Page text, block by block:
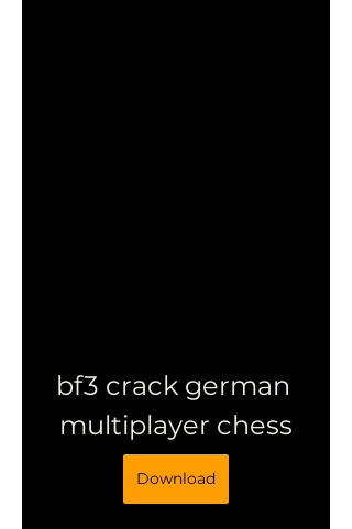
bf3 crack german
multiplayer chess
Download